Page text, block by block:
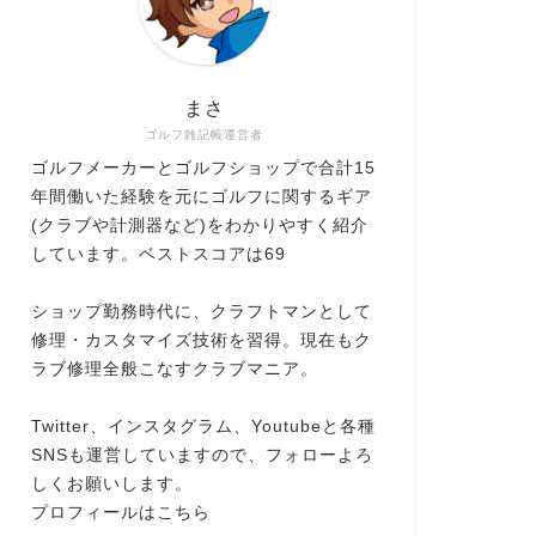
ゴルフ雑記帳運営者
まさ
ゴルフメーカーとゴルフショップで合計15
年間働いた経験を元にゴルフに関するギア
(クラブや計測器など)をわかりやすく紹介
しています。ベストスコアは69
ショップ勤務時代に、クラフトマンとして
修理・カスタマイズ技術を習得。現在もク
ラブ修理全般こなすクラブマニア。
Twitter、インスタグラム、Youtubeと各種
SNSも運営していますので、フォローよろ
しくお願いします。
プロフィールはこちら